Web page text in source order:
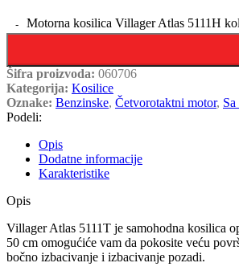
Motorna kosilica Villager Atlas 5111H
Šifra proizvoda: 060706
Kategorija: Kosilice
Oznake: Benzinske, Četvorotaktni motor,
Podeli:
Opis
Dodatne informacije
Karakteristike
Opis
Villager Atlas 5111T je samohodna kosilica
50 cm omogućiće vam da pokosite veću
bočno izbacivanje i izbacivanje pozadi.